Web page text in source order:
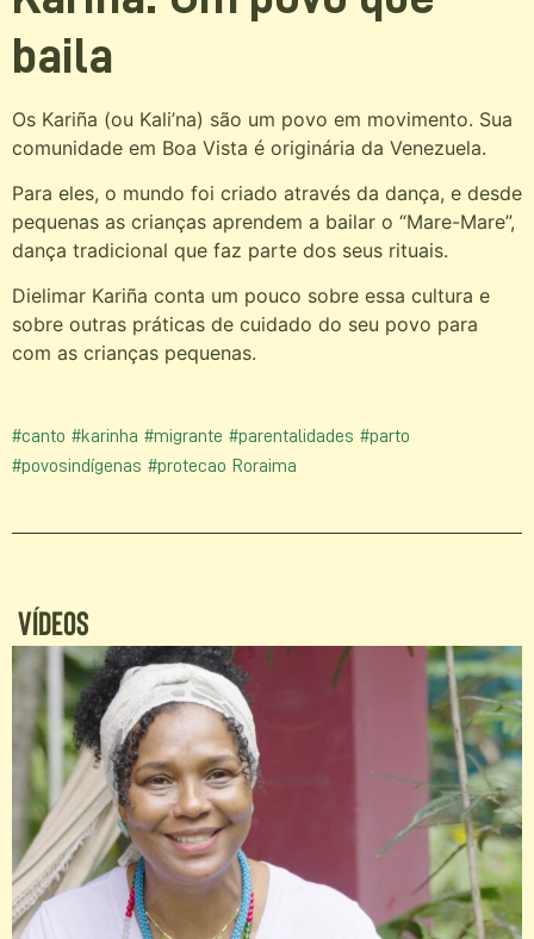
baila
Os Kariña (ou Kali’na) são um povo em movimento. Sua
comunidade em Boa Vista é originária da Venezuela.
Para eles, o mundo foi criado através da dança, e desde
pequenas as crianças aprendem a bailar o “Mare-Mare”,
dança tradicional que faz parte dos seus rituais.
Dielimar Kariña conta um pouco sobre essa cultura e
sobre outras práticas de cuidado do seu povo para
com as crianças pequenas.
#canto #karinha #migrante #parentalidades #parto
#povosindígenas #protecao Roraima
Vídeos